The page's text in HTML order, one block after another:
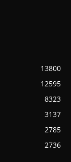
13800
12595
8323
3137
2785
2736